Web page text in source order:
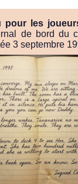
pour les
de bord du
3 septembre